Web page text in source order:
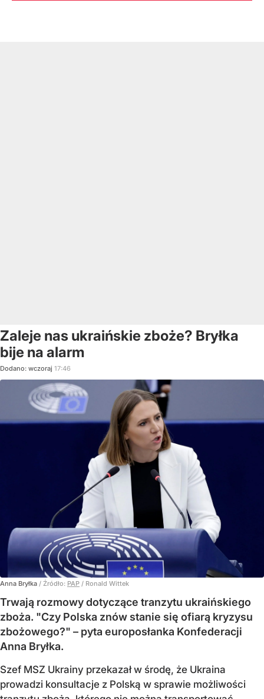
Zaleje nas ukraińskie zboże? Bryłka
bije na alarm
Dodano: wczoraj 17:46
Anna Bryłka / Źródło: PAP / Ronald Wittek
Trwają rozmowy dotyczące tranzytu ukraińskiego
zboża. "Czy Polska znów stanie się ofiarą kryzysu
zbożowego?" – pyta europosłanka Konfederacji
Anna Bryłka.
Szef MSZ Ukrainy przekazał w środę, że Ukraina
prowadzi konsultacje z Polską w sprawie możliwości